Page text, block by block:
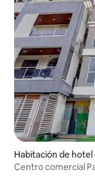
Habitación de hotel
Centro comercial